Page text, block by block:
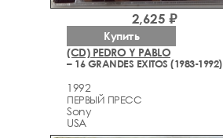
(CD) PEDRO Y PABLO
– 16 GRANDES EXITOS (1983-1992)
1992
ПЕРВЫЙ ПРЕСС
Sony
USA
2,625 ₽
Купить